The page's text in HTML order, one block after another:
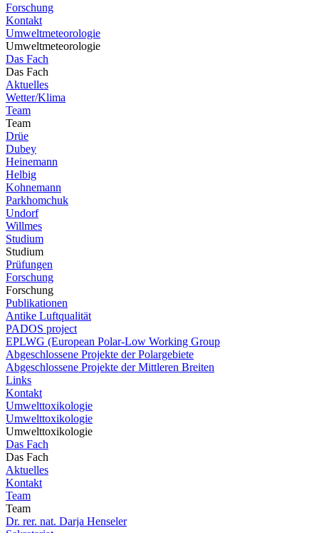
Forschung
Kontakt
Umweltmeteorologie
Umweltmeteorologie
Das Fach
Das Fach
Aktuelles
Wetter/Klima
Team
Team
Drüe
Dubey
Heinemann
Helbig
Kohnemann
Parkhomchuk
Undorf
Willmes
Studium
Studium
Prüfungen
Forschung
Forschung
Publikationen
Antike Luftqualität
PADOS project
EPLWG (European Polar-Low Working Group
Abgeschlossene Projekte der Polargebiete
Abgeschlossene Projekte der Mittleren Breiten
Links
Kontakt
Umwelttoxikologie
Umwelttoxikologie
Umwelttoxikologie
Das Fach
Das Fach
Aktuelles
Kontakt
Team
Team
Dr. rer. nat. Darja Henseler